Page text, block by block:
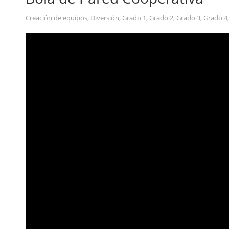
Creación de equipos, Diversión, Grado 1, Grado 2, Grado 3, Grado 4,